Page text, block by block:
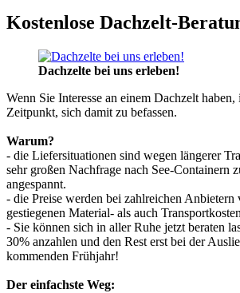
Kostenlose Dachzelt-
Dachzelte bei uns erleben!
Wenn Sie Interesse an einem Dachzelt
Zeitpunkt, sich damit zu befassen.
Warum?
- die Liefersituationen sind wegen längerer
sehr großen Nachfrage nach See-Containern
angespannt.
- die Preise werden bei zahlreichen Anbietern
gestiegenen Material- als auch
- Sie können sich in aller Ruhe jetzt beraten
30% anzahlen und den Rest erst bei der
kommenden Frühjahr!
Der einfachste Weg: